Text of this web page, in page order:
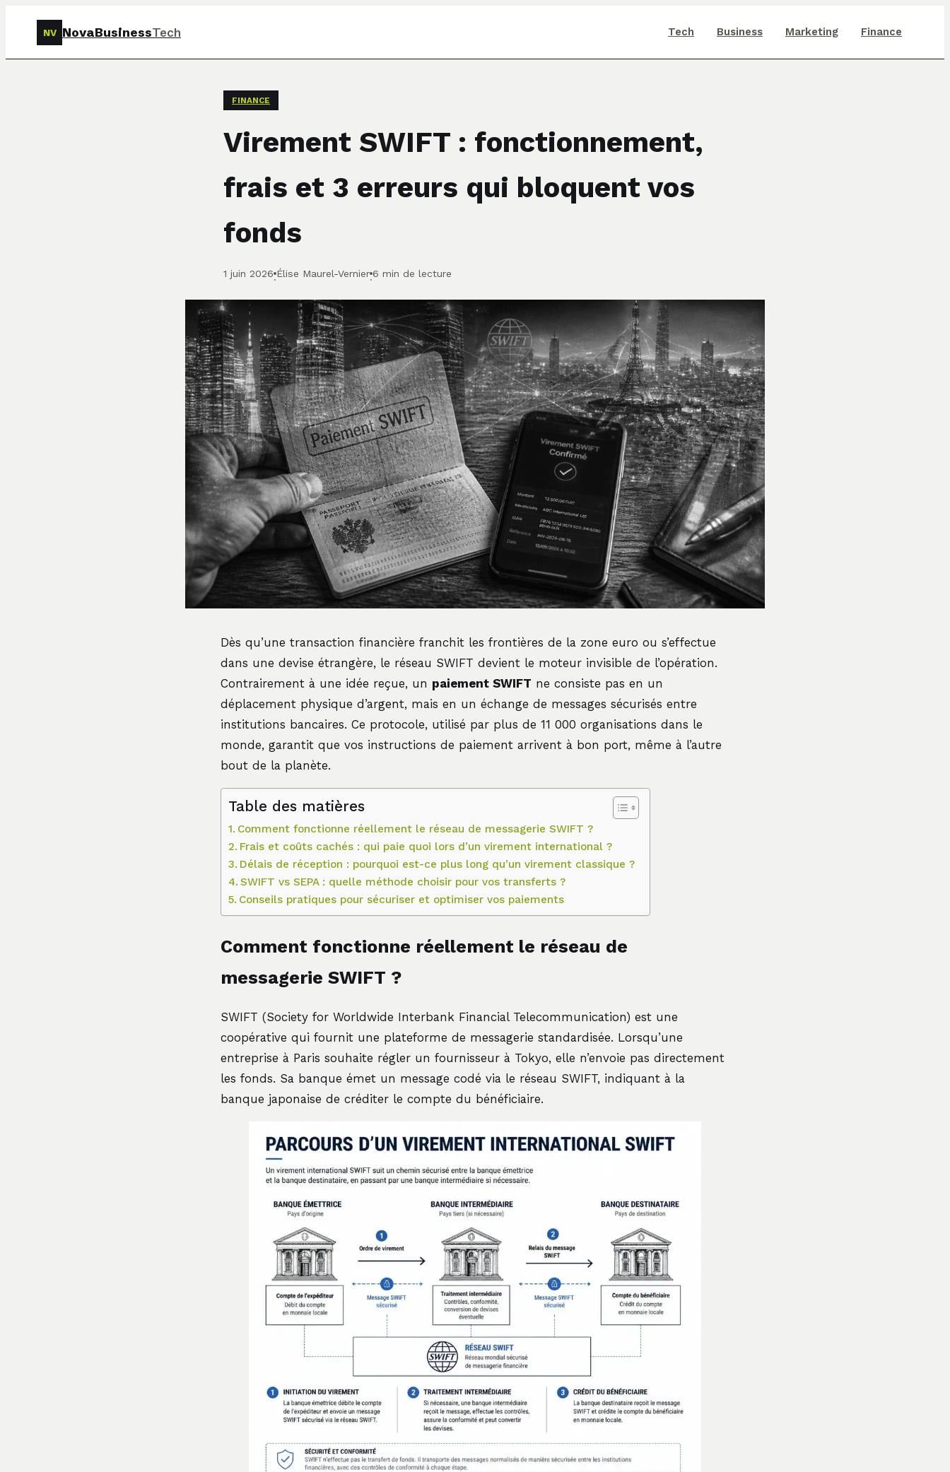
NV NovaBusinessTech Tech Business Marketing Finance
FINANCE
Virement SWIFT : fonctionnement,
frais et 3 erreurs qui bloquent vos
fonds
1 juin 2026
·
Élise Maurel-Vernier
·
6 min de lecture
Dès qu’une transaction financière franchit les frontières de la zone euro ou s’effectue
dans une devise étrangère, le réseau SWIFT devient le moteur invisible de l’opération.
Contrairement à une idée reçue, un paiement SWIFT ne consiste pas en un
déplacement physique d’argent, mais en un échange de messages sécurisés entre
institutions bancaires. Ce protocole, utilisé par plus de 11 000 organisations dans le
monde, garantit que vos instructions de paiement arrivent à bon port, même à l’autre
bout de la planète.
Table des matières
Comment fonctionne réellement le réseau de messagerie SWIFT ?
Frais et coûts cachés : qui paie quoi lors d’un virement international ?
Délais de réception : pourquoi est-ce plus long qu’un virement classique ?
SWIFT vs SEPA : quelle méthode choisir pour vos transferts ?
Conseils pratiques pour sécuriser et optimiser vos paiements
Comment fonctionne réellement le réseau de
messagerie SWIFT ?
SWIFT (Society for Worldwide Interbank Financial Telecommunication) est une
coopérative qui fournit une plateforme de messagerie standardisée. Lorsqu’une
entreprise à Paris souhaite régler un fournisseur à Tokyo, elle n’envoie pas directement
les fonds. Sa banque émet un message codé via le réseau SWIFT, indiquant à la
banque japonaise de créditer le compte du bénéficiaire.